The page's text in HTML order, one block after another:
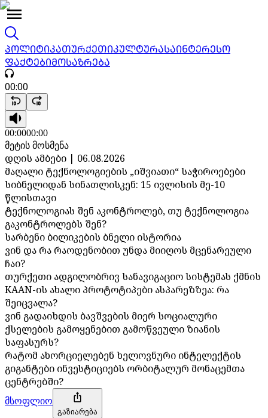
ᲞᲝᲚᲘᲢᲘᲙᲐᲗᲣᲠᲥᲔᲗᲘᲙᲣᲚᲢᲣᲠᲐᲡᲐᲘᲜᲢᲔᲠᲔᲡᲝ
ᲤᲐᲥᲢᲔᲑᲘᲛᲝᲡᲐᲖᲠᲔᲑᲐ
00:00
00:0000:00
მეტის მოსმენა
დღის ამბები | 06.08.2026
მაღალი ტექნოლოგიების „იშვიათი“ საჭიროებები
სიბნელიდან სინათლისკენ: 15 ივლისის მე-10
წლისთავი
ტექნოლოგიას შენ აკონტროლებ, თუ ტექნოლოგია
გაკონტროლებს შენ?
სარბენი ბილიკების ბნელი ისტორია
ვინ და რა რაოდენობით უნდა მიიღოს მცენარეული
ჩაი?
თურქეთი ადგილობრივ სანავიგაციო სისტემას ქმნის
KAAN-ის ახალი პროტოტიპები ასპარეზზეა: რა
შეიცვალა?
ვინ გადაიხდის ბავშვების მიერ სოციალური
ქსელების გამოყენებით გამოწვეული ზიანის
საფასურს?
რატომ ახორციელებენ ხელოვნური ინტელექტის
გიგანტები ინვესტიციებს ორბიტალურ მონაცემთა
ცენტრებში?
მსოფლიო
გაზიარება